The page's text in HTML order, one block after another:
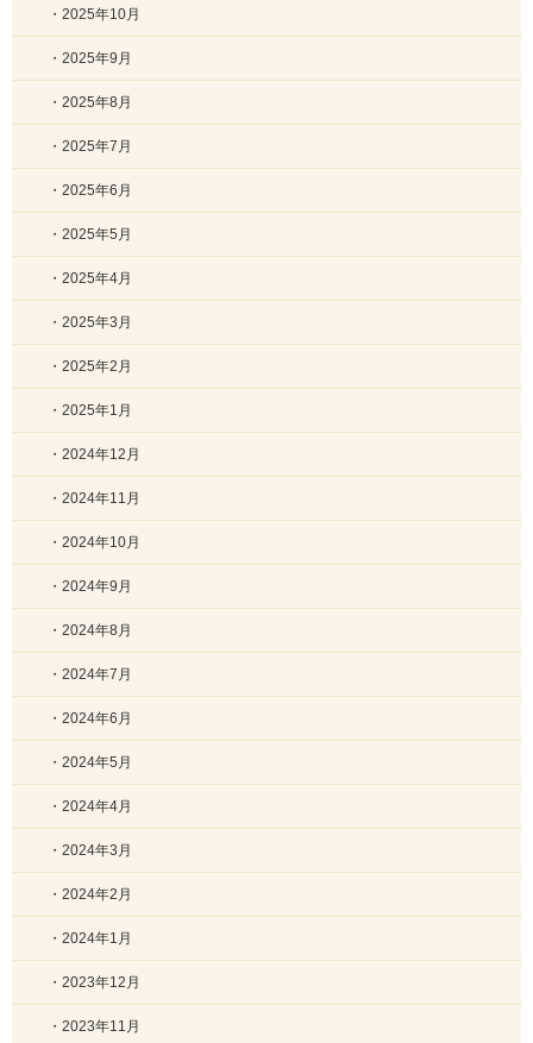
・2025年10月
・2025年9月
・2025年8月
・2025年7月
・2025年6月
・2025年5月
・2025年4月
・2025年3月
・2025年2月
・2025年1月
・2024年12月
・2024年11月
・2024年10月
・2024年9月
・2024年8月
・2024年7月
・2024年6月
・2024年5月
・2024年4月
・2024年3月
・2024年2月
・2024年1月
・2023年12月
・2023年11月